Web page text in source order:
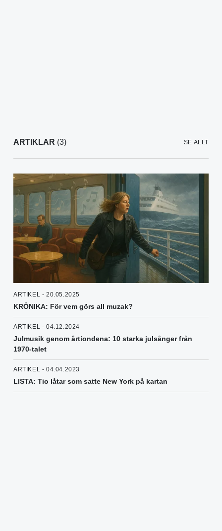
ARTIKLAR (3) SE ALLT
ARTIKEL - 20.05.2025
KRÖNIKA: För vem görs all muzak?
ARTIKEL - 04.12.2024
Julmusik genom årtiondena: 10 starka julsånger från
1970-talet
ARTIKEL - 04.04.2023
LISTA: Tio låtar som satte New York på kartan